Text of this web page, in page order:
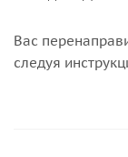
Вас
следуя